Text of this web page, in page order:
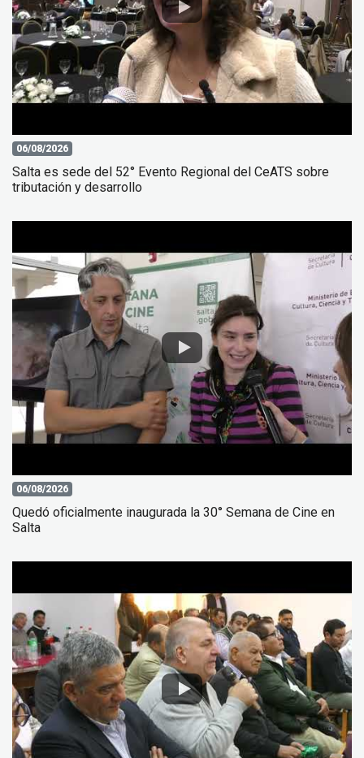
06/08/2026
Salta es sede del 52° Evento Regional del CeATS sobre
tributación y desarrollo
06/08/2026
Quedó oficialmente inaugurada la 30° Semana de Cine en
Salta